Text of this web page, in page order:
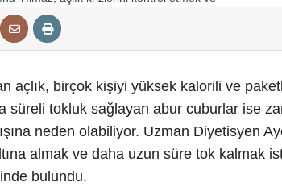
açlık, birçok kişiyi yüksek kalorili ve
süreli tokluk sağlayan abur cuburlar ise
neden olabiliyor. Uzman Diyetisyen
almak ve daha uzun süre tok kalmak
bulundu.